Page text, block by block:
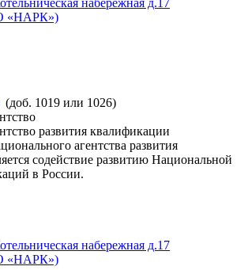
набережная д.17
«НАРК»)
(доб. 1019 или 1026)
развития квалификации
агентства развития
содействие развитию Национальной
в России.
набережная д.17
«НАРК»)